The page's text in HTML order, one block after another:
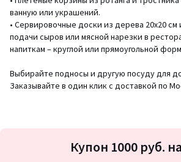
ванную или украшений.
• Сервировочные доски из дерева 20х20 см
подачи сыров или мясной нарезки в
напиткам – круглой или прямоугольной
Выбирайте подносы и другую посуду для
Заказывайте в один клик с доставкой по
на
Купон 1000 руб.